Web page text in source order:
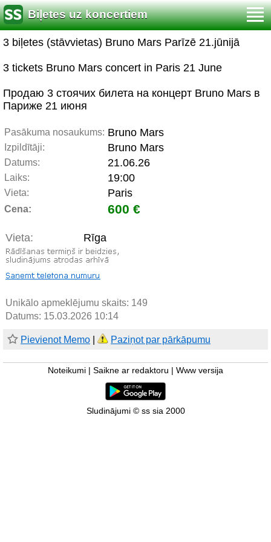
Biļetes uz koncertiem
3 biļetes (stāvvietas) Bruno Mars Parīzē 21.jūnijā
3 tickets Bruno Mars concert in Paris 21 June
Продаю 3 стоячих билета на концерт Bruno Mars в
Париже 21 июня
Pasākuma nosaukums: Bruno Mars
Izpildītāji: Bruno Mars
Datums: 21.06.26
Laiks: 19:00
Vieta: Paris
Cena: 600 €
Vieta: Rīga
Unikālo apmeklējumu skaits: 149
Datums: 15.03.2026 10:14
Pievienot Memo Paziņot par pārkāpumu
Noteikumi Saikne ar redaktoru Www versija
Sludinājumi © ss sia 2000